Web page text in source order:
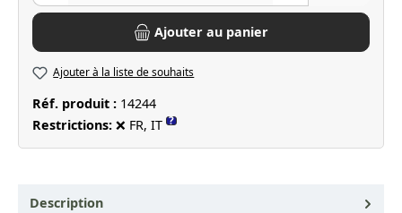
Ajouter au panier
Ajouter à la liste de souhaits
Réf. produit : 14244
Restrictions: ❌ FR, IT ?
Description